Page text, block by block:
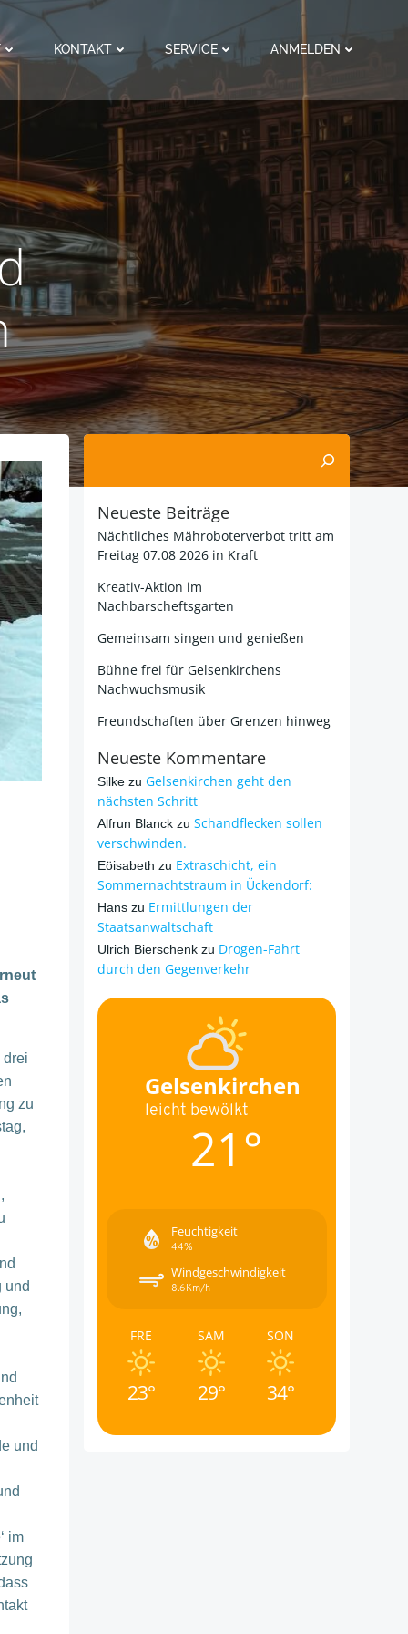
KONTAKT SERVICE ANMELDEN
drei
zu
und
und
im
Suchen
Neueste Beiträge
Nächtliches Mähroboterverbot tritt am
Freitag 07.08 2026 in Kraft
Kreativ-Aktion im
Nachbarscheftsgarten
Gemeinsam singen und genießen
Bühne frei für Gelsenkirchens
Nachwuchsmusik
Freundschaften über Grenzen hinweg
Neueste Kommentare
Silke zu Gelsenkirchen geht den
nächsten Schritt
Alfrun Blanck zu Schandflecken sollen
verschwinden.
Eöisabeth zu Extraschicht, ein
Sommernachtstraum in Ückendorf:
Hans zu Ermittlungen der
Staatsanwaltschaft
Ulrich Bierschenk zu Drogen-Fahrt
durch den Gegenverkehr
Gelsenkirchen
leicht bewölkt
21°
Feuchtigkeit
44%
Windgeschwindigkeit
8.6Km/h
FRE
23°
SAM
29°
SON
34°